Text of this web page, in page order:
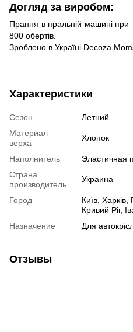
Догляд за виробом:
Прання в пральній машині при
800 обертів.
Зроблено в Україні Decoza
Характеристики
Сезон
Летний
Материал
верха
Хлопок
Наполнитель
Эластичная
Страна
производитель
Украина
Город
Київ,
Кривий Ріг,
Назначение
Для
Отзывы